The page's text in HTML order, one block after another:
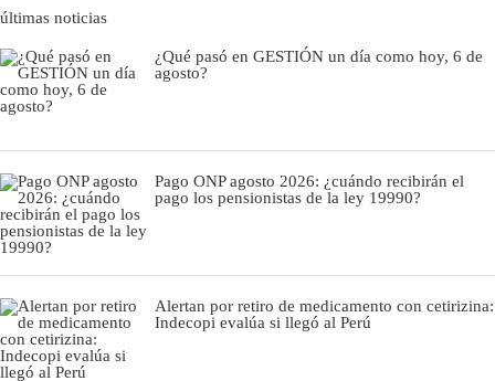
últimas noticias
¿Qué pasó en GESTIÓN un día como hoy, 6 de
agosto?
Pago ONP agosto 2026: ¿cuándo recibirán el
pago los pensionistas de la ley 19990?
Alertan por retiro de medicamento con cetirizina:
Indecopi evalúa si llegó al Perú